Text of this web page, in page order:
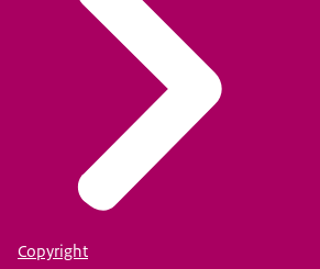
Copyright